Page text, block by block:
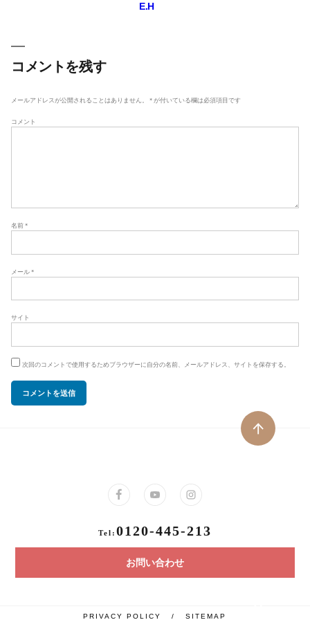
ビ
ン
E.H
コメントを残す
メールアドレスが公開されることはありません。 * が付いている欄は必須項目です
コメント
名前 *
メール *
サイト
次回のコメントで使用するためブラウザーに自分の名前、メールアドレス、サイトを保存する。
Tel: 0120-445-213
お問い合わせ
PRIVACY POLICY / SITEMAP